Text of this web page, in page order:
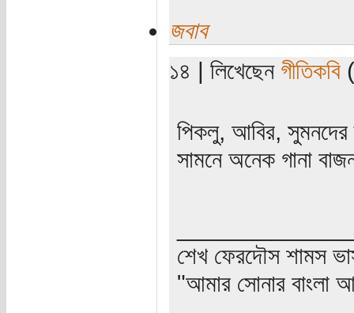
জবাব
১৪ | লিখেছেন গীতিকবি
পিকলু, আবির, সুমনদের
সামনে অনেক গানা
শেখ ফেরদৌস শামস
"আমার সোনার বাংলা